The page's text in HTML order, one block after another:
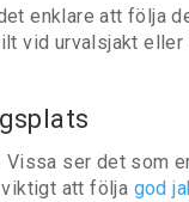
enklare att följa
vid urvalsjakt
Vissa ser det som
viktigt att följa god